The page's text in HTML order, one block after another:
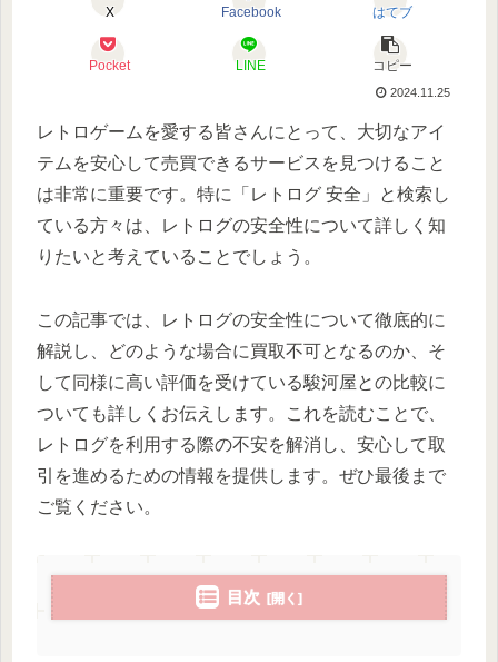
X Facebook はてブ
Pocket LINE コピー
2024.11.25
レトロゲームを愛する皆さんにとって、大切なアイ
テムを安心して売買できるサービスを見つけること
は非常に重要です。特に「レトログ 安全」と検索し
ている方々は、レトログの安全性について詳しく知
りたいと考えていることでしょう。
この記事では、レトログの安全性について徹底的に
解説し、どのような場合に買取不可となるのか、そ
して同様に高い評価を受けている駿河屋との比較に
ついても詳しくお伝えします。これを読むことで、
レトログを利用する際の不安を解消し、安心して取
引を進めるための情報を提供します。ぜひ最後まで
ご覧ください。
目次